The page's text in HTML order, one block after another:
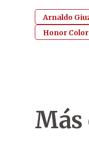
Arnaldo
Honor
Más